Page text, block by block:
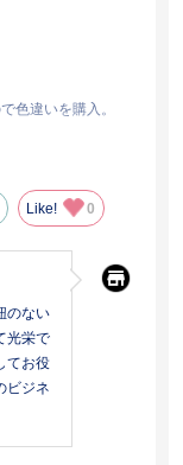
色違いを購入。
Like! 0
のない
光栄で
てお役
ビジネ